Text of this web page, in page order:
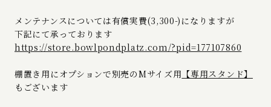
メンテナンスについては有償実費(3,300-)になりますが
下記にて承っております
https://store.bowlpondplatz.com/?pid=177107860
棚置き用にオプションで別売のMサイズ用 【専用スタンド】
もございます